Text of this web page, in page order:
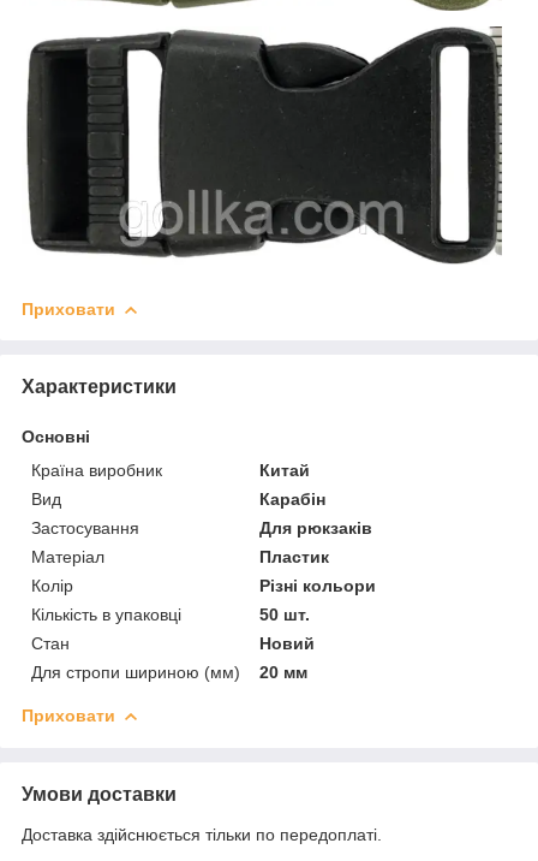
Приховати
Характеристики
Основні
Країна виробник
Китай
Вид
Карабін
Застосування
Для рюкзаків
Матеріал
Пластик
Колір
Різні кольори
Кількість в упаковці
50 шт.
Стан
Новий
Для стропи шириною (мм)
20 мм
Приховати
Умови доставки
Доставка здійснюється тільки по передоплаті.